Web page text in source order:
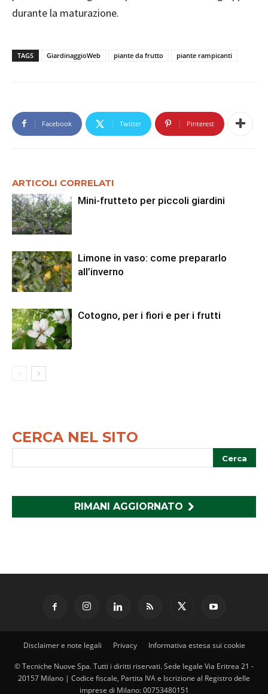
durante la maturazione.
TAGS GiardinaggioWeb piante da frutto piante rampicanti
Facebook Twitter Pinterest
ARTICOLI CORRELATI
Mini-frutteto per piccoli giardini
Limone in vaso: come prepararlo
all’inverno
Cotogno, per i fiori e per i frutti
CERCA NEL SITO
RIMANI AGGIORNATO
Disclaimer e note legali Privacy Informativa estesa sui cookie
© Tecniche Nuove Spa. Tutti i diritti riservati. Sede legale Via Eritrea 21 -
20157 Milano | Codice fiscale, Partita IVA e Iscrizione al Registro delle
imprese di Milano: 00753480151